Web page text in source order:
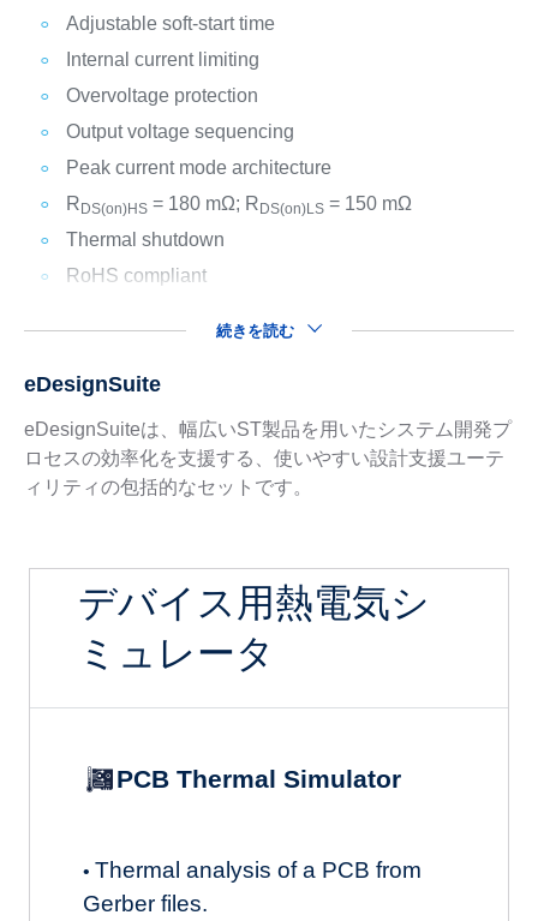
Adjustable soft-start time
Internal current limiting
Overvoltage protection
Output voltage sequencing
Peak current mode architecture
R DS(on)HS= 180 mΩ; R DS(on)LS= 150 mΩ
Thermal shutdown
RoHS compliant
続きを読む
eDesignSuite
eDesignSuiteは、幅広いST製品を用いたシステム開発プ
ロセスの効率化を支援する、使いやすい設計支援ユーテ
ィリティの包括的なセットです。
デバイス用熱電気シ
ミュレータ
PCB Thermal Simulator
• Thermal analysis of a PCB from
Gerber files.